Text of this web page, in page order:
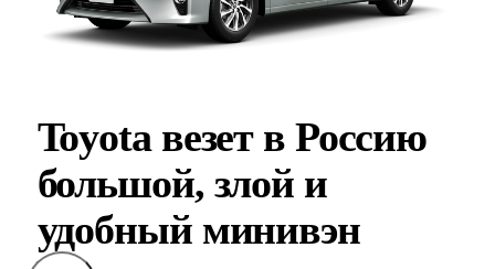
Toyota везет в Россию
большой, злой и
удобный минивэн